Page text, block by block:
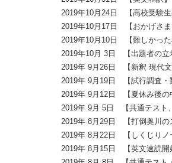
2019年10月24日 【高校受験生
2019年10月17日 【おかげさま
2019年10月10日 【難しかった
2019年10月 3日 【出題者の立
2019年 9月26日 【新釈 現代文
2019年 9月19日 【試行調査・
2019年 9月12日 【夏休み後の
2019年 9月 5日 【共通テスト
2019年 8月29日 【打倒奥川の
2019年 8月22日 【しくじりノ
2019年 8月15日 【英文速読開